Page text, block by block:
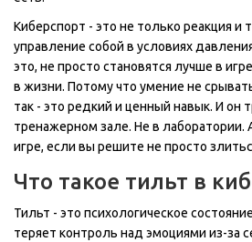
Киберспорт - это не только реакция и
управление собой в условиях
это, не просто становятся лучше в
в жизни. Потому что умение не
так - это редкий и ценный навык. И он
тренажерном зале. Не в лаборатории.
игре, если вы решите не просто
Что такое тильт в
Тильт - это психологическое
теряет контроль над эмоциями из-за